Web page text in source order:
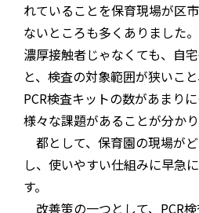
れていることを保育現場が区
ないところも多くありました
濃厚接触者じゃなくても、自
と、検査の対象範囲が狭いこ
PCR検査キットの数があまり
様々な課題があることが分かり
都として、保育園の現場が
し、使いやすい仕組みに早急
す。
改善策の一つとして、PCR